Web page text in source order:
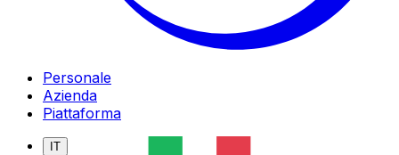
Personale
Azienda
Piattaforma
IT